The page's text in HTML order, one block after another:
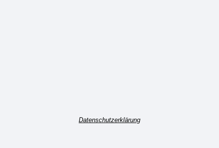
Datenschutzerklärung